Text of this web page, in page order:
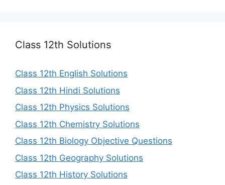
Class 12th Solutions
Class 12th English Solutions
Class 12th Hindi Solutions
Class 12th Physics Solutions
Class 12th Chemistry Solutions
Class 12th Biology Objective Questions
Class 12th Geography Solutions
Class 12th History Solutions